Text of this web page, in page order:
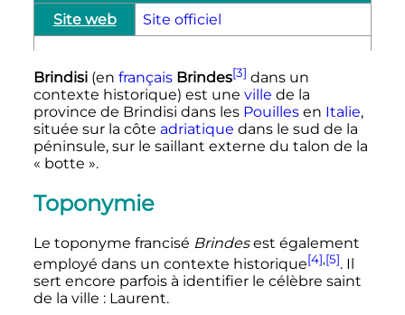
Site web
Site officiel
Brindisi(en français Brindes[3] dans un
contexte historique) est une ville de la
province de Brindisi dans les Pouillesen Italie,
située sur la côte adriatique dans le sud de la
péninsule, sur le saillant externe du talon de la
« botte ».
Toponymie
Le toponyme francisé Brindesest également
employé dans un contexte historique[4],[5]. Il
sert encore parfois à identifier le célèbre saint
de la ville : Laurent.